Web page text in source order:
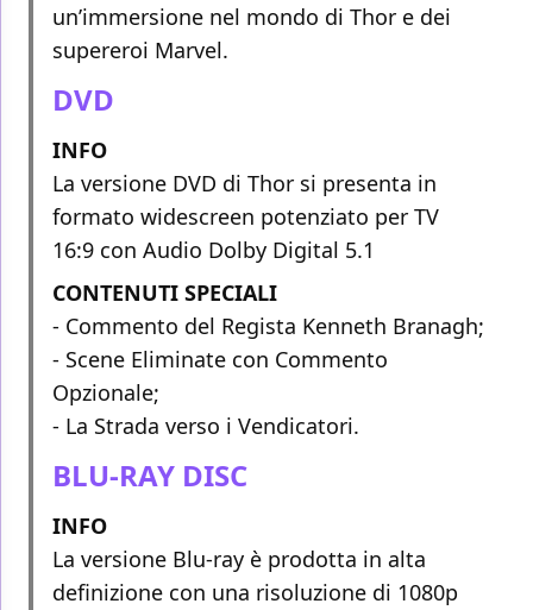
un’immersione nel mondo di Thor e dei
supereroi Marvel.
DVD
INFO
La versione DVD di Thor si presenta in
formato widescreen potenziato per TV
16:9 con Audio Dolby Digital 5.1
CONTENUTI SPECIALI
- Commento del Regista Kenneth Branagh;
- Scene Eliminate con Commento
Opzionale;
- La Strada verso i Vendicatori.
BLU-RAY DISC
INFO
La versione Blu-ray è prodotta in alta
definizione con una risoluzione di 1080p